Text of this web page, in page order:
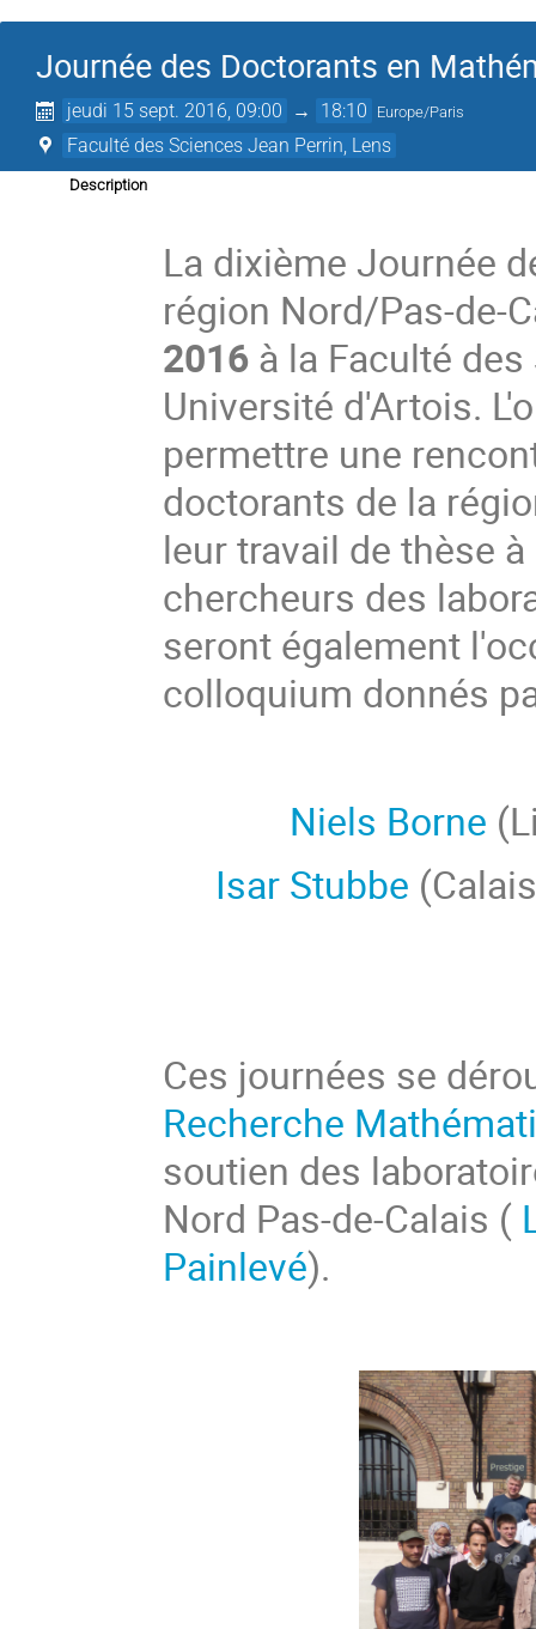
Journée des Doctorants en
jeudi 15 sept. 2016, 09:00 → 18:10 Europe/Paris
Faculté des Sciences Jean Perrin, Lens
Description
La dixième Journée
région Nord/Pas-de-
2016 à la Faculté
Université d'Artois.
permettre une
doctorants de la
leur travail de thèse
chercheurs des
seront également
colloquium donnés
Niels Borne
Isar Stubbe
Ces journées se
Recherche
soutien des
Nord Pas-de-Calais (
Painlevé).